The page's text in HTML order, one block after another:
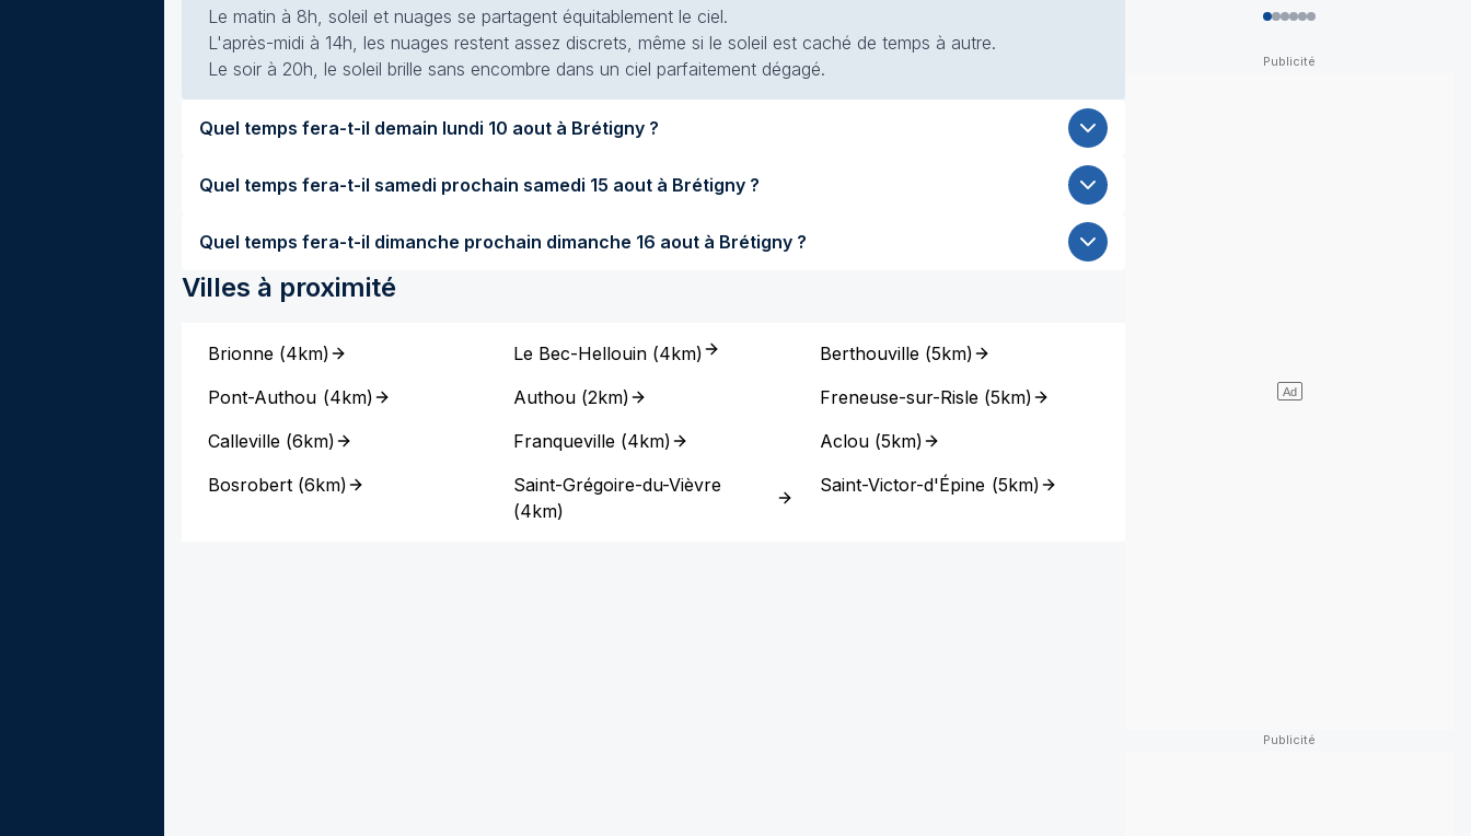
Le matin à 8h, soleil et nuages se partagent équitablement le ciel.
L'après-midi à 14h, les nuages restent assez discrets, même si le soleil est caché de temps à autre.
Le soir à 20h, le soleil brille sans encombre dans un ciel parfaitement dégagé.
Quel temps fera-t-il demain lundi 10 aout à Brétigny ?
Quel temps fera-t-il samedi prochain samedi 15 aout à Brétigny ?
Quel temps fera-t-il dimanche prochain dimanche 16 aout à Brétigny ?
Villes à proximité
Brionne (4km)
Pont-Authou (4km)
Calleville (6km)
Bosrobert (6km)
Le Bec-Hellouin (4km)
Authou (2km)
Franqueville (4km)
Saint-Grégoire-du-Vièvre
(4km)
Berthouville(5km)
Freneuse-sur-Risle(5km)
Aclou(5km)
Saint-Victor-d'Épine (5km)